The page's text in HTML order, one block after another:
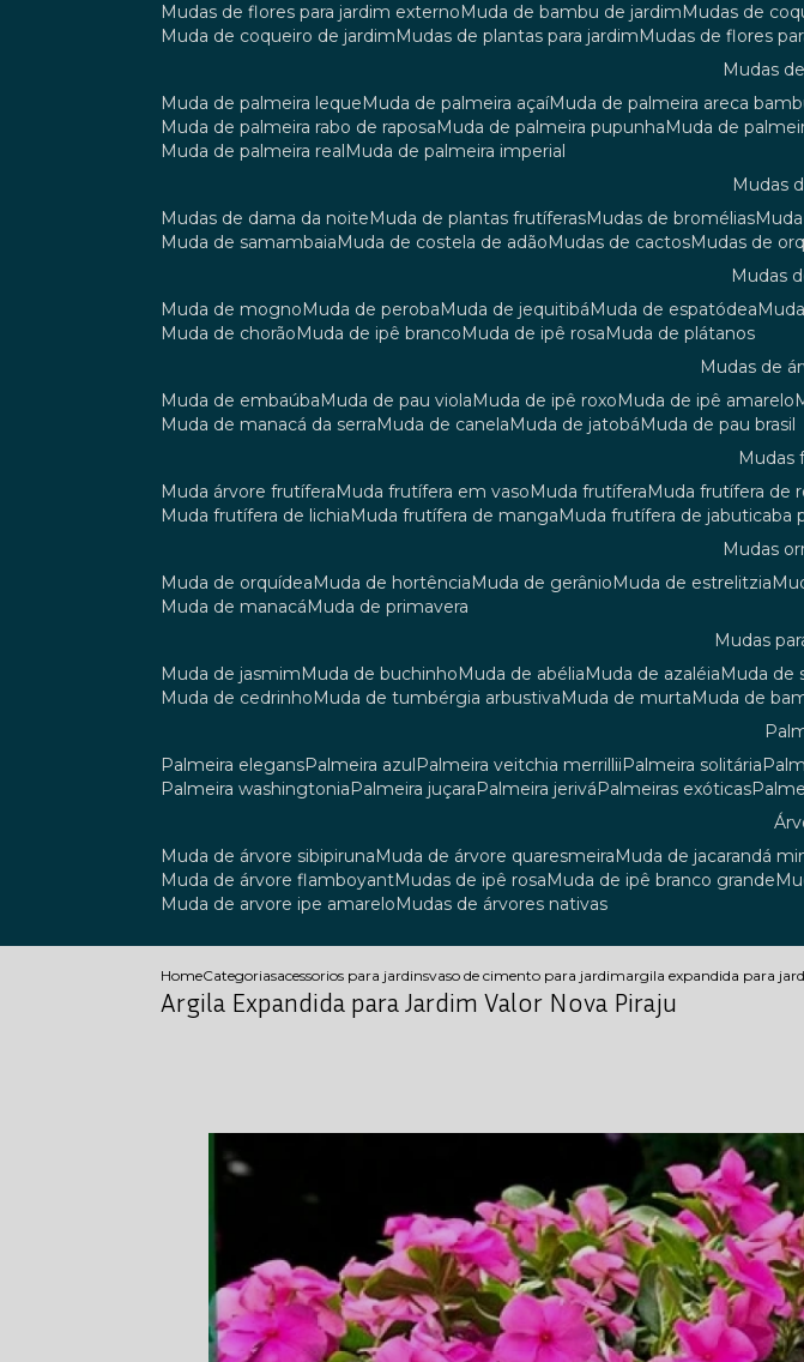
mudas de flores para jardim externo
muda de bambu de jardim mudas de
muda de coqueiro de jardim
mudas de plantas para jardim
mudas de flores
mudas
muda de palmeira leque
muda de palmeira açaí muda de palmeira areca
muda de palmeira rabo de raposa
muda de palmeira pupunha muda de
muda de palmeira real
muda de palmeira imperial
mudas
mudas de dama da noite
muda de plantas frutíferas mudas de bromélias
muda de samambaia
muda de costela de adão mudas de cactos mudas de
mudas
muda de mogno
muda de peroba muda de jequitibá muda de espatódea
muda de chorão
muda de ipê branco muda de ipê rosa
muda de plátanos
mudas de
muda de embaúba
muda de pau viola muda de ipê roxo muda de ipê amarelo
muda de manacá da serra
muda de canela muda de jatobá
muda de pau brasil
muda árvore frutífera
muda frutífera em vaso muda frutífera muda frutífera de
muda frutífera de lichia
muda frutífera de manga muda frutífera de jabuticaba
mudas
muda de orquídea
muda de hortência muda de gerânio muda de estrelitzia
muda de manacá
muda de primavera
mudas
muda de jasmim
muda de buchinho muda de abélia muda de azaléia muda
muda de cedrinho
muda de tumbérgia arbustiva muda de murta
muda de
palmeira elegans
palmeira azul palmeira veitchia merrillii palmeira solitária
palmeira washingtonia
palmeira juçara palmeira jerivá palmeiras exóticas
muda de árvore sibipiruna
muda de árvore quaresmeira muda de jacarandá
muda de árvore flamboyant
mudas de ipê rosa muda de ipê branco grande
muda de arvore ipe amarelo
mudas de árvores nativas
HomeCategoriasacessorios para jardinsvaso de cimento para jardimargila expandida para
Argila Expandida para Jardim Valor Nova Piraju